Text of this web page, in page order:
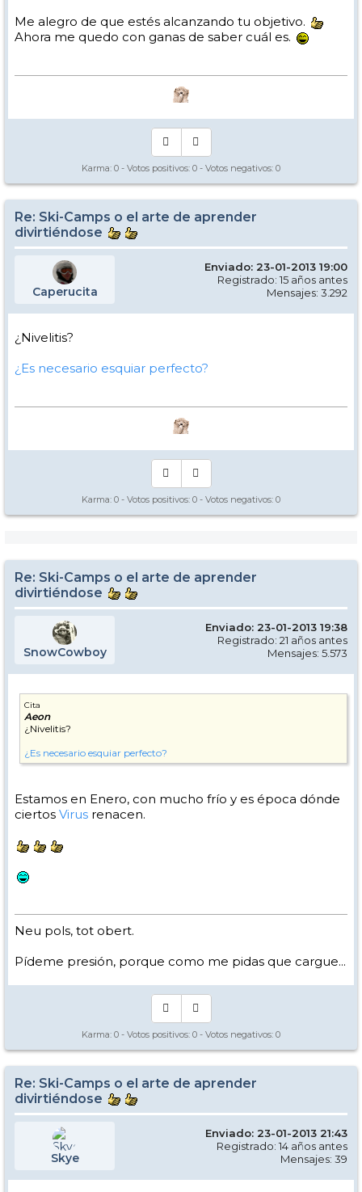
Me alegro de que estés alcanzando tu objetivo.
Ahora me quedo con ganas de saber cuál es.
Karma: 0 - Votos positivos: 0 - Votos negativos: 0
Re: Ski-Camps o el arte de aprender
divirtiéndose
Caperucita
Enviado: 23-01-2013 19:00
Registrado: 15 años antes
Mensajes: 3.292
¿Nivelitis?
¿Es necesario esquiar perfecto?
Karma: 0 - Votos positivos: 0 - Votos negativos: 0
Re: Ski-Camps o el arte de aprender
divirtiéndose
SnowCowboy
Enviado: 23-01-2013 19:38
Registrado: 21 años antes
Mensajes: 5.573
Cita
Aeon
¿Nivelitis?
¿Es necesario esquiar perfecto?
Estamos en Enero, con mucho frío y es época dónde
ciertos Virus renacen.
Neu pols, tot obert.
Pídeme presión, porque como me pidas que cargue...
Karma: 0 - Votos positivos: 0 - Votos negativos: 0
Re: Ski-Camps o el arte de aprender
divirtiéndose
Skye
Enviado: 23-01-2013 21:43
Registrado: 14 años antes
Mensajes: 39